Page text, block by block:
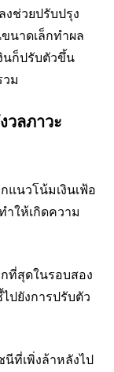
งช่วยปรับปรุง
นาดเล็กทำผล
นก็ปรับตัวขึ้น
ม
วลภาวะ
แนวโน้มเงินเฟ้อ
ำให้เกิดความ
กที่สุดในรอบสอง
ปยังการปรับตัว
ที่เพิ่งล้าหลังไป